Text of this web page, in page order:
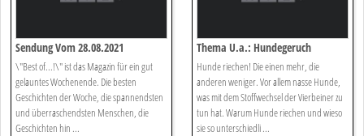
Sendung Vom 28.08.2021
\"Best of...!\" ist das Magazin für ein gut
gelauntes Wochenende. Die besten
Geschichten der Woche, die spannendsten
und überraschendsten Menschen, die
Geschichten hin ...
Thema U.a.: Hundegeruch
Hunde riechen! Die einen mehr, die
anderen weniger. Vor allem nasse Hunde,
was mit dem Stoffwechsel der Vierbeiner zu
tun hat. Warum Hunde riechen und wieso
sie so unterschiedli ...